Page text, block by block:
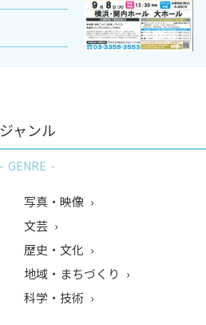
ジャンル
GENRE
写真・映像
文芸
歴史・文化
地域・まちづくり
科学・技術